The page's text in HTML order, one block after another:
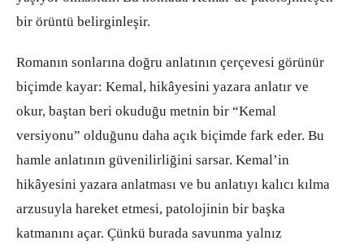
bir örüntü belirginleşir.
Romanın sonlarına doğru anlatının çerçevesi görünür
biçimde kayar: Kemal, hikâyesini yazara anlatır ve
okur, baştan beri okuduğu metnin bir “Kemal
versiyonu” olduğunu daha açık biçimde fark eder. Bu
hamle anlatının güvenilirliğini sarsar. Kemal’in
hikâyesini yazara anlatması ve bu anlatıyı kalıcı kılma
arzusuyla hareket etmesi, patolojinin bir başka
katmanını açar. Çünkü burada savunma yalnız